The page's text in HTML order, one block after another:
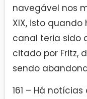
navegável nos
XIX, isto
canal teria sido
citado por Fritz,
sendo
161 – Há